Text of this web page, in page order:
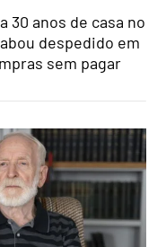
30 anos de casa no
despedido em
sem pagar